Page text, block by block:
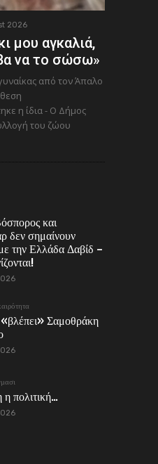
2026
μου αγκαλιά,
να το σώσω»
από τον Άπαλο
η ίδια - Ο Δήμος
του ζώου
και
δεν σημαίνουν
την Ελλάδα Δαβίδ –
Σαμοθράκη
πολιτική…